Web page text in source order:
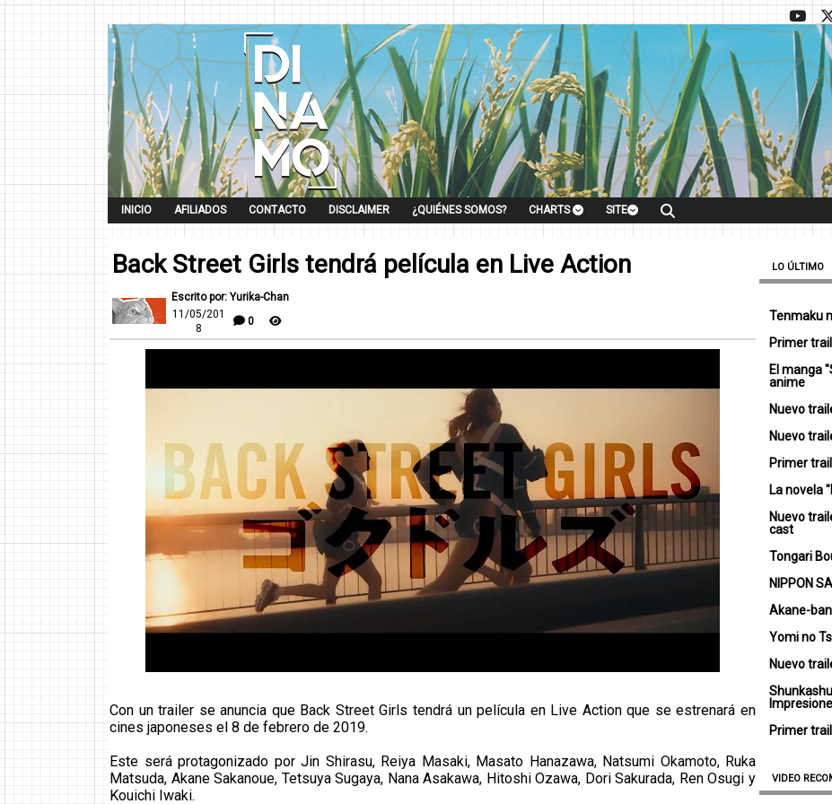
INICIO AFILIADOS CONTACTO DISCLAIMER ¿QUIÉNES SOMOS? CHARTS SITE
Back Street Girls tendrá película en Live Action
Escrito por: Yurika-Chan
11/05/201
8
0
Con un trailer se anuncia que Back Street Girls tendrá un película en Live Action que se estrenará en
cines japoneses el 8 de febrero de 2019.
Este será protagonizado por Jin Shirasu, Reiya Masaki, Masato Hanazawa, Natsumi Okamoto, Ruka
Matsuda, Akane Sakanoue, Tetsuya Sugaya, Nana Asakawa, Hitoshi Ozawa, Dori Sakurada, Ren Osugi y
Kouichi Iwaki.
LO ÚLTIMO
Tenmaku
Primer
El manga
anime
Nuevo
Nuevo
Primer
La novela
Nuevo
cast
Tongari
NIPPON
Akane-
Yomi no
Nuevo
Primer
VIDEO